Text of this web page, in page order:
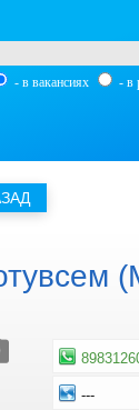
- в вакансиях - в
---